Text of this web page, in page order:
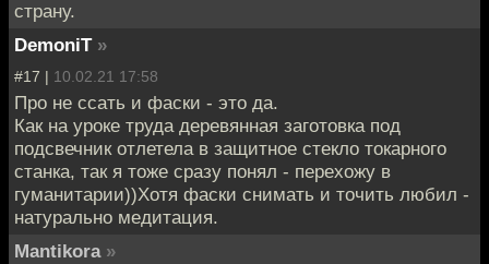
страну.
DemoniT »
#17 | 10.02.21 17:58
Про не ссать и фаски - это да.
Как на уроке труда деревянная заготовка под
подсвечник отлетела в защитное стекло токарного
станка, так я тоже сразу понял - перехожу в
гуманитарии))Хотя фаски снимать и точить любил -
натурально медитация.
Mantikora »